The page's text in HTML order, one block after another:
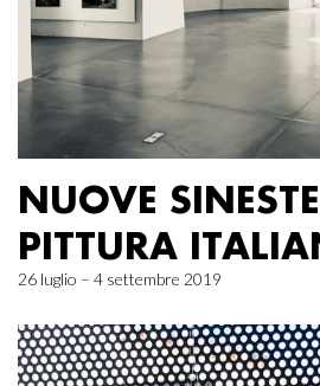
NUOVE
PITTURA
26 luglio – 4 settembre 2019